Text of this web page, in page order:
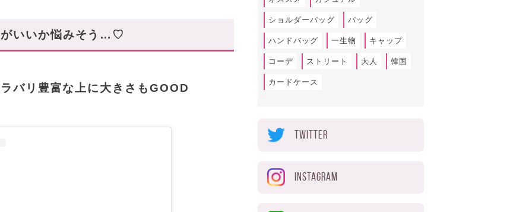
がいいか悩みそう…♡
バリ豊富な上に大きさもGOOD
ショルダーバッグ バッグ
ハンドバッグ 一生物 キャップ
コーデ ストリート 大人 韓国
カードケース
TWITTER
INSTAGRAM